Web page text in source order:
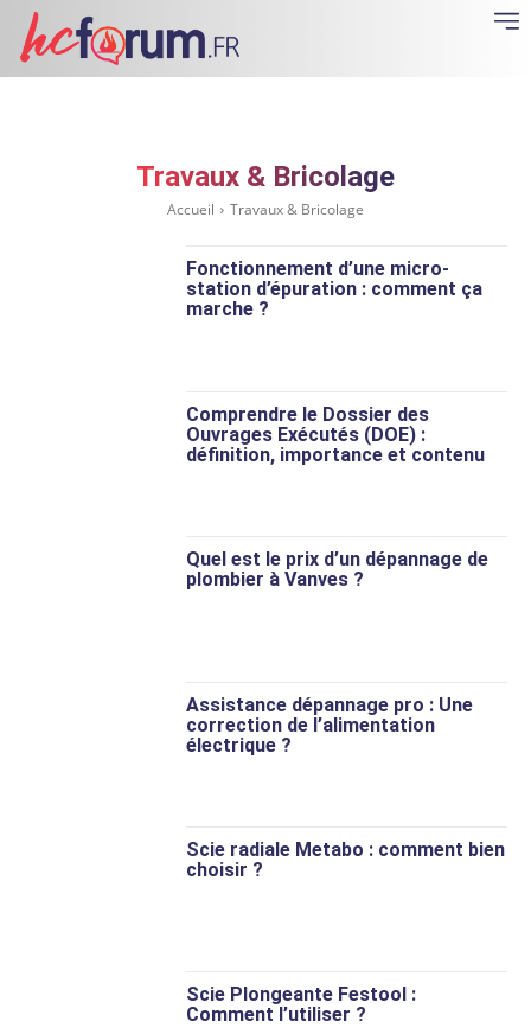
Travaux & Bricolage
Accueil Travaux & Bricolage
Fonctionnement d’une micro-
station d’épuration : comment ça
marche ?
Comprendre le Dossier des
Ouvrages Exécutés (DOE) :
définition, importance et contenu
Quel est le prix d’un dépannage de
plombier à Vanves ?
Assistance dépannage pro : Une
correction de l’alimentation
électrique ?
Scie radiale Metabo : comment bien
choisir ?
Scie Plongeante Festool :
Comment l’utiliser ?